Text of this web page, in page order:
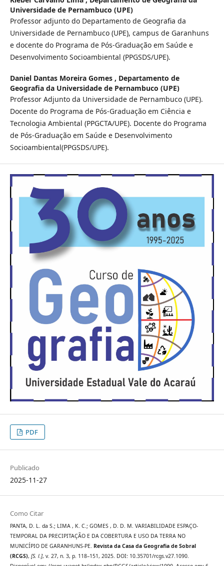
Universidade de Pernambuco (UPE)
Professor adjunto do Departamento de Geografia da
Universidade de Pernambuco (UPE), campus de Garanhuns
e docente do Programa de Pós-Graduação em Saúde e
Desenvolvimento Socioambiental (PPGSDS/UPE).
Daniel Dantas Moreira Gomes , Departamento de
Geografia da Universidade de Pernambuco (UPE)
Professor Adjunto da Universidade de Pernambuco (UPE).
Docente do Programa de Pós-Graduação em Ciência e
Tecnologia Ambiental (PPGCTA/UPE). Docente do Programa
de Pós-Graduação em Saúde e Desenvolvimento
Socioambiental(PPGSDS/UPE).
PDF
Publicado
2025-11-27
Como Citar
PANTA, D. L. da S.; LIMA , K. C.; GOMES , D. D. M. VARIABILIDADE ESPAÇO-
TEMPORAL DA PRECIPITAÇÃO E DA COBERTURA E USO DA TERRA NO
MUNICÍPIO DE GARANHUNS-PE. Revista da Casa da Geografia de Sobral
(RCGS), [S. l.], v. 27, n. 3, p. 118–151, 2025. DOI: 10.35701/rcgs.v27.1090.